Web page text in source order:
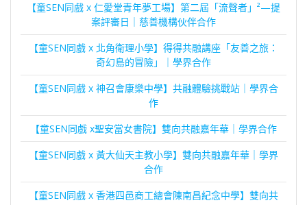
【童SEN同戲 x 仁愛堂青年夢工場】第二屆「流聲者」²—提
案評審日｜慈善機構伙伴合作
【童SEN同戲 x 北角衛理小學】得得共融講座「友善之旅：
奇幻島的冒險」｜學界合作
【童SEN同戲 x 神召會康樂中學】共融體驗挑戰站｜學界合
作
【童SEN同戲 x聖安當女書院】雙向共融嘉年華｜學界合作
【童SEN同戲 x 黃大仙天主教小學】雙向共融嘉年華｜學界
合作
【童SEN同戲 x 香港四邑商工總會陳南昌紀念中學】雙向共